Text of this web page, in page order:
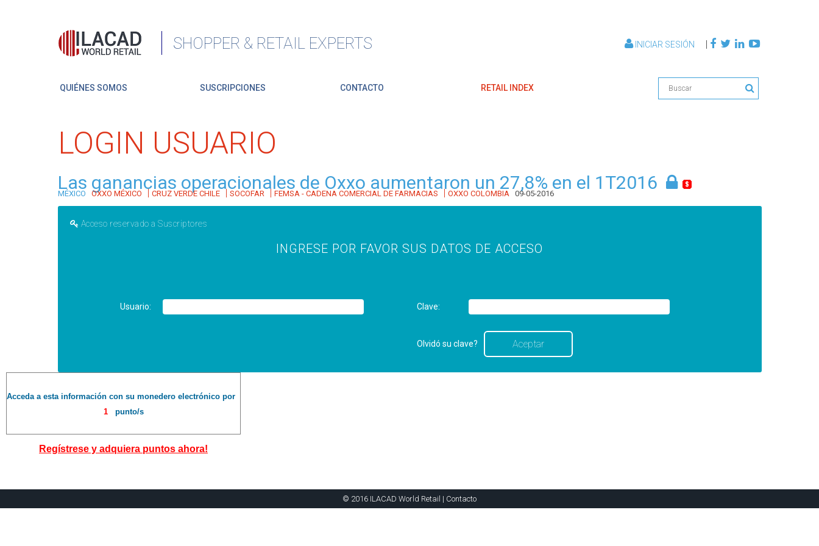
SHOPPER & RETAIL EXPERTS INICIAR SESIÓN |
QUIÉNES SOMOS SUSCRIPCIONES CONTACTO RETAIL INDEX
LOGIN USUARIO
Las ganancias operacionales de Oxxo aumentaron un 27,8% en el 1T2016
MÉXICO OXXO MÉXICO |CRUZ VERDE CHILE | SOCOFAR |FEMSA - CADENA COMERCIAL DE FARMACIAS |OXXO COLOMBIA 09-05-2016
Acceso reservado a Suscriptores
INGRESE POR FAVOR SUS DATOS DE ACCESO
Usuario: Clave:
Olvidó su clave?
Acceda a esta información con su monedero electrónico por
1
punto/s
Regístrese y adquiera puntos ahora!
© 2016 ILACAD World Retail | Contacto